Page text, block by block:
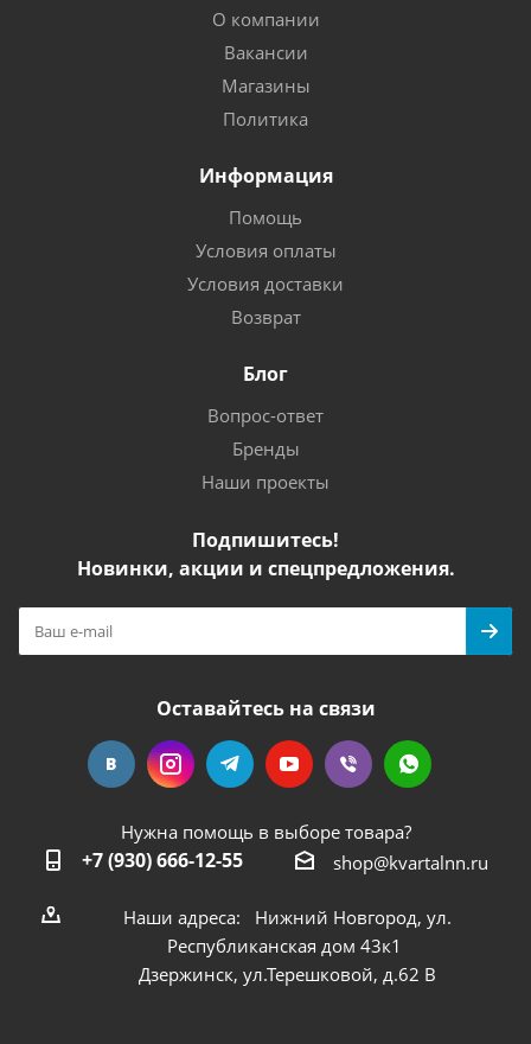
О компании
Вакансии
Магазины
Политика
Информация
Помощь
Условия оплаты
Условия доставки
Возврат
Блог
Вопрос-ответ
Бренды
Наши проекты
Подпишитесь!
Новинки, акции и спецпредложения.
Оставайтесь на связи
Нужна помощь в выборе товара?
+7 (930) 666-12-55 shop@kvartalnn.ru
Наши адреса: Нижний Новгород, ул.
Республиканская дом 43к1
Дзержинск, ул.Терешковой, д.62 В